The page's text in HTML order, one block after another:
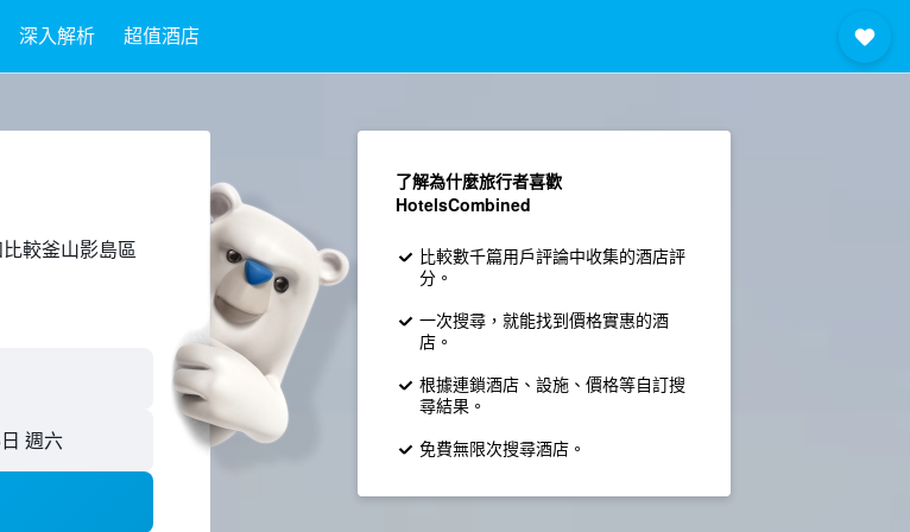
深入解析 超值酒店
較釜山影島區
週六
了解為什麼旅行者喜歡
HotelsCombined
比較數千篇用戶評論中收集的酒店評
分。
一次搜尋，就能找到價格實惠的酒
店。
根據連鎖酒店、設施、價格等自訂搜
尋結果。
免費無限次搜尋酒店。